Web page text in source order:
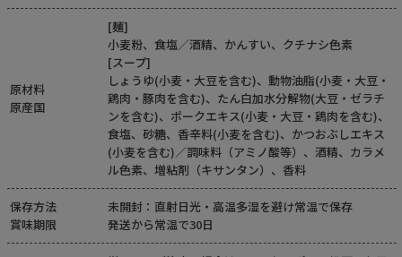
原材料
原産国
[麺]
小麦粉、食塩／酒精、かんすい、クチナシ色素
[スープ]
しょうゆ(小麦・大豆を含む)、動物油脂(小麦・大豆・
鶏肉・豚肉を含む)、たん白加水分解物(大豆・ゼラチ
ンを含む)、ポークエキス(小麦・大豆・鶏肉を含む)、
食塩、砂糖、香辛料(小麦を含む)、かつおぶしエキス
(小麦を含む)／調味料（アミノ酸等）、酒精、カラメ
ル色素、増粘剤（キサンタン）、香料
保存方法
賞味期限
未開封：直射日光・高温多湿を避け常温で保存
発送から常温で30日